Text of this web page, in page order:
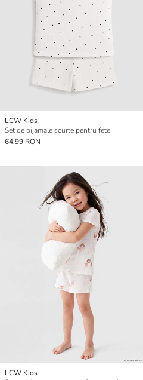
LCW Kids
Set de pijamale scurte pentru fete
64,99 RON
LCW Kids